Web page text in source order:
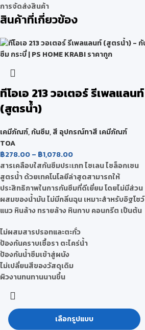
การจัดส่งสินค้า
สินค้าที่เกี่ยวข้อง
ทีโอเอ 213 วอเตอร์ รีเพลแลนท์
(สูตรน้ำ)
เคมีภัณฑ์,กันซึม,สี อุปกรณ์ทาสี เคมีภัณฑ์
TOA
฿278.00– ฿1,078.00
สารเคลือบใสกันซึมประเภท ไซเลน ไซล็อกเซน
สูตรน้ำ ด้วยเทคโนโลยีล่าสุดสามารถให้
ประสิทธิภาพในการกันซึมที่ดีเยี่ยม โดยไม่มีส่วน
ผสมของน้ำมัน ไม่มีกลิ่นฉุน เหมาะสำหรับอิฐโชว์
แนว หินล้าง ทรายล้าง หินกาบ คอนกรีต เป็นต้น
ไม่ผสมสารปรอทและตะกั่ว
ป้องกันคราบเชื้อรา ตะไคร่น้ำ
ป้องกันน้ำซึมเข้าสู่ผนัง
ไม่เปลี่ยนสีของวัสดุเดิม
ผิวงานทนทานนานขึ้น
เลือกรูปแบบ